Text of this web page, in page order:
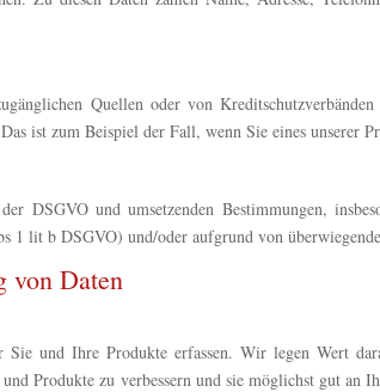
Quellen oder von Kreditschutzverbänden
ist zum Beispiel der Fall, wenn Sie eines unserer
DSGVO und umsetzenden Bestimmungen,
lit b DSGVO) und/oder aufgrund von
von Daten
und Ihre Produkte erfassen. Wir legen Wert
Produkte zu verbessern und sie möglichst gut an